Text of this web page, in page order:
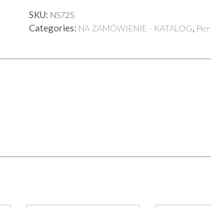
SKU: NS725
Categories: NA ZAMÓWIENIE - KATALOG